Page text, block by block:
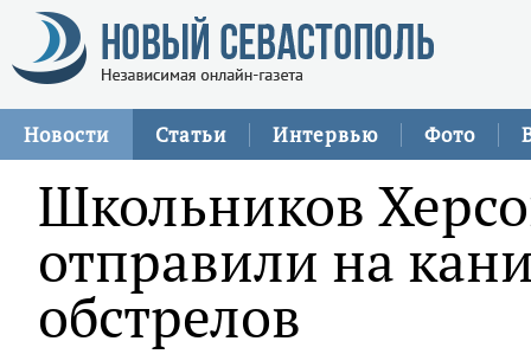
Новости Статьи Интервью Фото
Школьников
отправили на
обстрелов